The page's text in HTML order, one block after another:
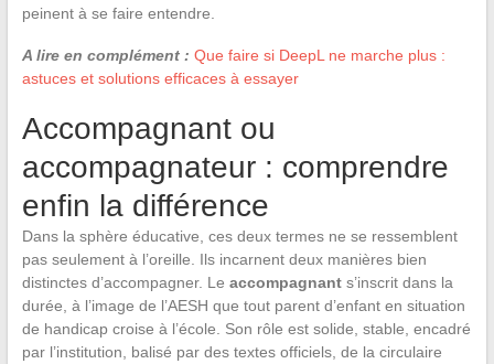
peinent à se faire entendre.
A lire en complément : Que faire si DeepL ne marche plus :
astuces et solutions efficaces à essayer
Accompagnant ou
accompagnateur : comprendre
enfin la différence
Dans la sphère éducative, ces deux termes ne se ressemblent
pas seulement à l’oreille. Ils incarnent deux manières bien
distinctes d’accompagner. Le accompagnants’inscrit dans la
durée, à l’image de l’AESH que tout parent d’enfant en situation
de handicap croise à l’école. Son rôle est solide, stable, encadré
par l’institution, balisé par des textes officiels, de la circulaire